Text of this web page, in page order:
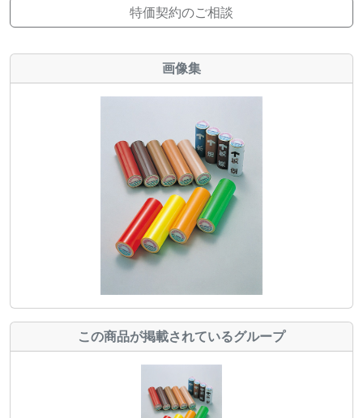
特価契約のご相談
画像集
この商品が掲載されているグループ